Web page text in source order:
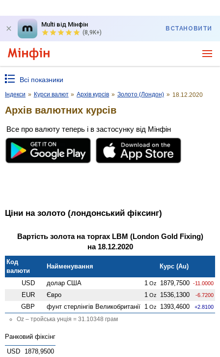
Multi від Мінфін
(8,9K+)
ВСТАНОВИТИ
Всі показники
Індекси » Курси валют » Архів курсів » Золото (Лондон) » 18.12.2020
Архів валютних курсів
Все про валюту теперь і в застосунку від Мінфін
Ціни на золото (лондонський фіксинг)
Вартість золота на торгах LBM (London Gold Fixing)
на 18.12.2020
Код
валюти
Найменування Курс (Au)
USD долар США 1 Oz 1879,7500 -11.0000
EUR Євро 1 Oz 1536,1300 -6.7200
GBP фунт стерлінгів Велико­британії 1 Oz 1393,4600 +2.8100
Oz – тройська унція = 31.10348 грам
Ранковий фіксінг
USD
1878,9500